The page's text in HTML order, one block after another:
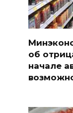
об
начале